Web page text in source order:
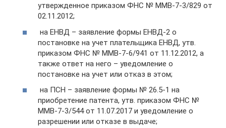
утвержденное приказом ФНС № ММВ-7-3/829 от
02.11.2012;
на ЕНВД – заявление формы ЕНВД-2 о
постановке на учет плательщика ЕНВД, утв.
приказом ФНС № ММВ-7-6/941 от 11.12.2012, а
также ответ на него – уведомление о
постановке на учет или отказ в этом;
на ПСН – заявление формы № 26.5-1 на
приобретение патента, утв. приказом ФНС №
ММВ-7-3/544 от 11.07.2017 и уведомление о
разрешении или отказе в выдаче;